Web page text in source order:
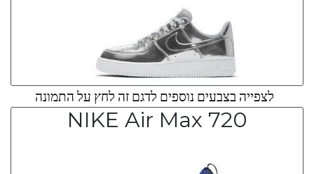
לצפייה בצבעים נוספים לדגם זה לחץ על התמונה
NIKE Air Max 720